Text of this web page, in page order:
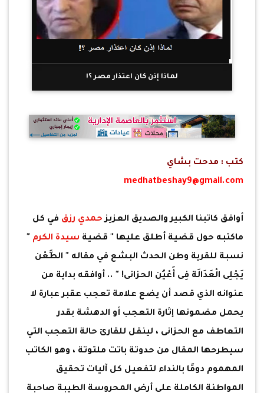
لماذا إذن كان اعتذار مصر ؟!
كتب : مدحت بشاي
medhatbeshay9@gmail.com
أوافق كاتبنا الكبير والصديق العزيزحمدي رزق في كل
ماكتبه حول قضية أطلق عليها " قضية سيدة الكرم "
نسبة للقرية وطن الحدث البشع في مقاله " الطَّعْن
يَجْلِى الْعَدَالَة فِى أَعْيُن الحزانى! " .. أوافقه بداية من
عنوانه الذي قصد أن يضع علامة تعجب عقبر عبارة لا
يحمل مضمونها إثارة التعجب أو الدهشة بقدر
التعاطف مع الحزانى ، لينقل للقارئ حالة التعجب التي
سيطرحها المقال من حدوتة باتت ملتوتة ، وهو الكاتب
المهموم دومًا بالنداء لتفعيل كل آليات تحقيق
المواطنة الكاملة على أرض المحروسة الطيبة صاحبة